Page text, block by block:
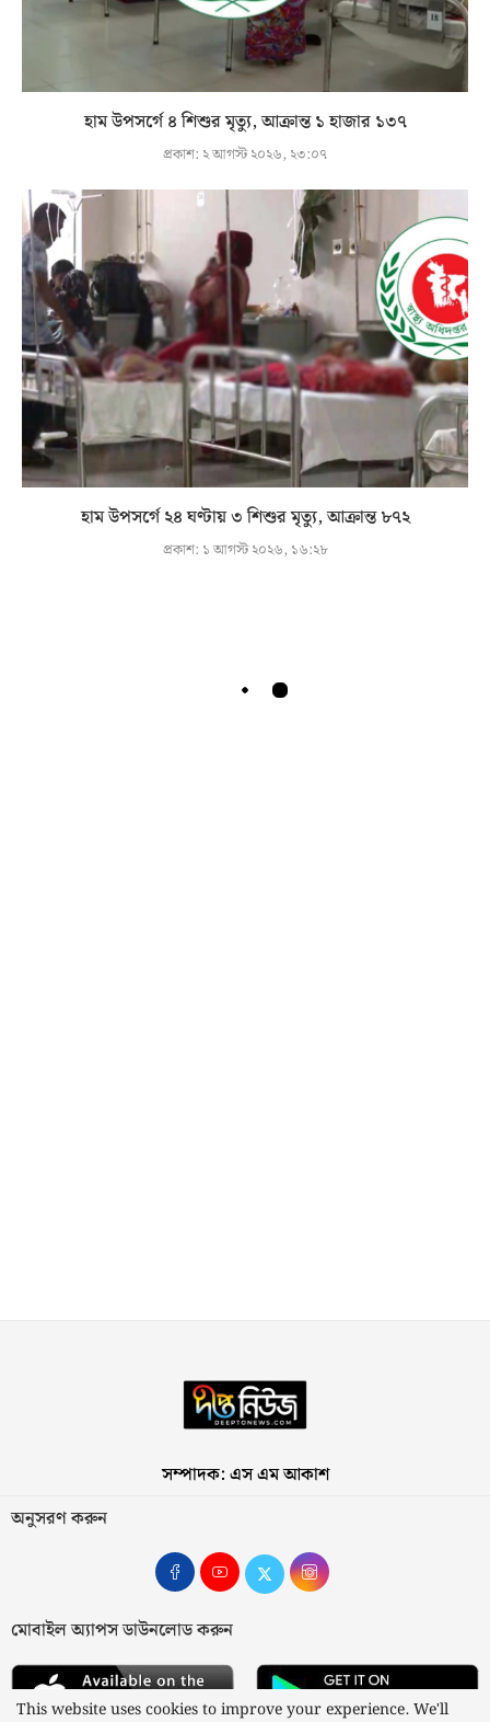
হাম উপসর্গে ৪ শিশুর মৃত্যু, আক্রান্ত ১ হাজার ১৩৭
প্রকাশ: ২ আগস্ট ২০২৬, ২৩:০৭
হাম উপসর্গে ২৪ ঘণ্টায় ৩ শিশুর মৃত্যু, আক্রান্ত ৮৭২
প্রকাশ: ১ আগস্ট ২০২৬, ১৬:২৮
সম্পাদক: এস এম আকাশ
অনুসরণ করুন
মোবাইল অ্যাপস ডাউনলোড করুন
This website uses cookies to improve your experience. We'll